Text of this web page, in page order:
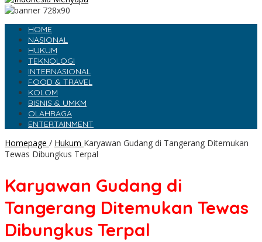
HOME
NASIONAL
HUKUM
TEKNOLOGI
INTERNASIONAL
FOOD & TRAVEL
KOLOM
BISNIS & UMKM
OLAHRAGA
ENTERTAINMENT
Homepage / Hukum Karyawan Gudang di Tangerang Ditemukan
Tewas Dibungkus Terpal
Karyawan Gudang di
Tangerang Ditemukan Tewas
Dibungkus Terpal